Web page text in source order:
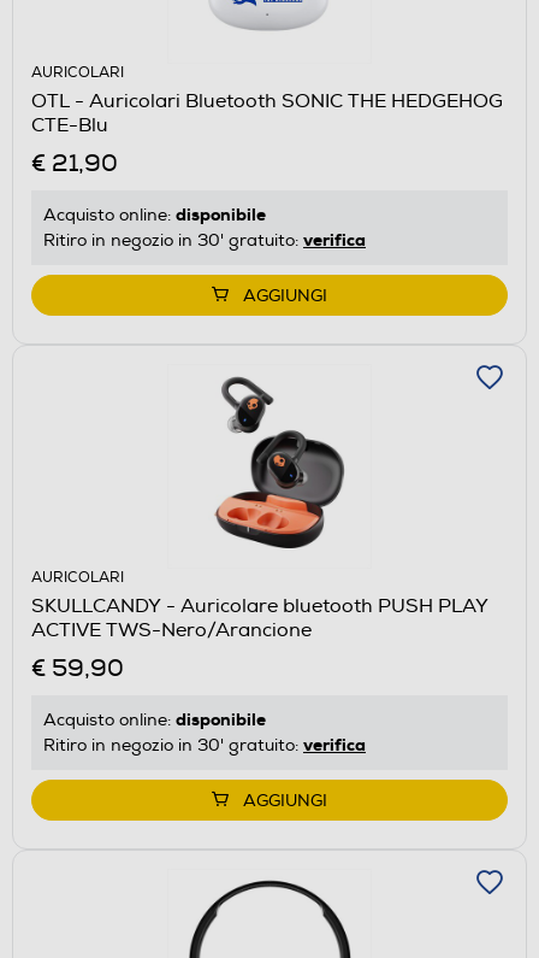
AURICOLARI
OTL - Auricolari Bluetooth SONIC THE HEDGEHOG
CTE-Blu
€ 21,90
Acquisto online: disponibile
Ritiro in negozio in 30' gratuito: verifica
AGGIUNGI
AURICOLARI
SKULLCANDY - Auricolare bluetooth PUSH PLAY
ACTIVE TWS-Nero/Arancione
€ 59,90
Acquisto online: disponibile
Ritiro in negozio in 30' gratuito: verifica
AGGIUNGI